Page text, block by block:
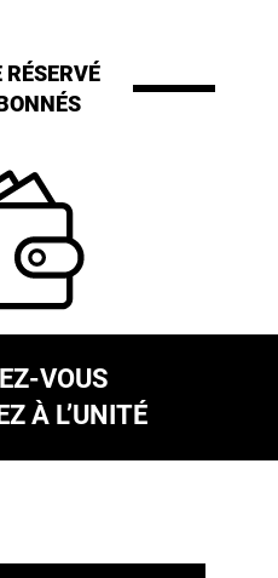
VOUS
À L’UNITÉ